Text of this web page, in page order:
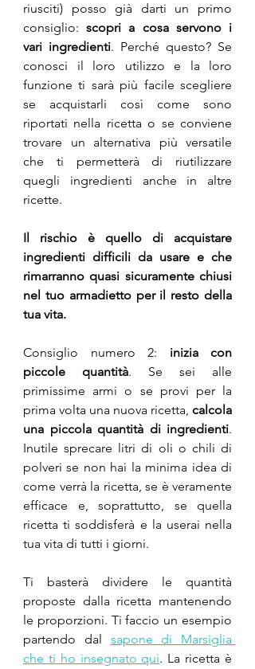
riusciti) posso già darti un primo
consiglio: scopri a cosa servono i
vari ingredienti. Perché questo? Se
conosci il loro utilizzo e la loro
funzione ti sarà più facile scegliere
se acquistarli così come sono
riportati nella ricetta o se conviene
trovare un alternativa più versatile
che ti permetterà di riutilizzare
quegli ingredienti anche in altre
ricette.
Il rischio è quello di acquistare
ingredienti difficili da usare e che
rimarranno quasi sicuramente chiusi
nel tuo armadietto per il resto della
tua vita.
Consiglio numero 2: inizia con
piccole quantità. Se sei alle
primissime armi o se provi per la
prima volta una nuova ricetta, calcola
una piccola quantità di ingredienti.
Inutile sprecare litri di oli o chili di
polveri se non hai la minima idea di
come verrà la ricetta, se è veramente
efficace e, soprattutto, se quella
ricetta ti soddisferà e la userai nella
tua vita di tutti i giorni.
Ti basterà dividere le quantità
proposte dalla ricetta mantenendo
le proporzioni. Ti faccio un esempio
partendo dal sapone di Marsiglia
che ti ho insegnato qui. La ricetta è